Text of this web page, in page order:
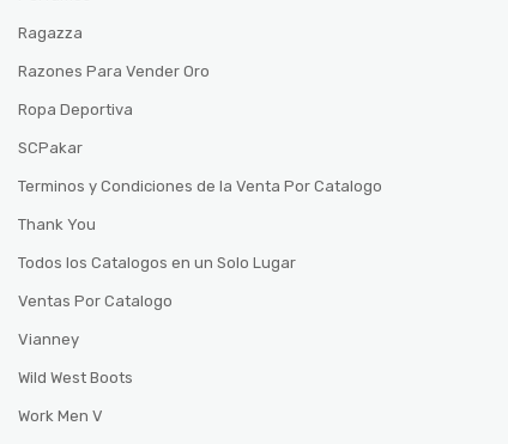
Ragazza
Razones Para Vender Oro
Ropa Deportiva
SCPakar
Terminos y Condiciones de la Venta Por Catalogo
Thank You
Todos los Catalogos en un Solo Lugar
Ventas Por Catalogo
Vianney
Wild West Boots
Work Men V